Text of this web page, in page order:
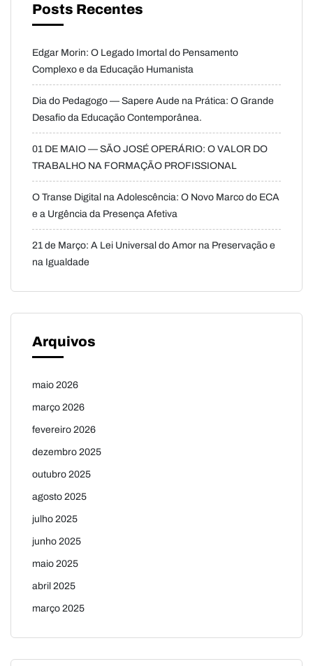
Posts Recentes
Edgar Morin: O Legado Imortal do Pensamento
Complexo e da Educação Humanista
Dia do Pedagogo — Sapere Aude na Prática: O Grande
Desafio da Educação Contemporânea.
01 DE MAIO — SÃO JOSÉ OPERÁRIO: O VALOR DO
TRABALHO NA FORMAÇÃO PROFISSIONAL
O Transe Digital na Adolescência: O Novo Marco do ECA
e a Urgência da Presença Afetiva
21 de Março: A Lei Universal do Amor na Preservação e
na Igualdade
Arquivos
maio 2026
março 2026
fevereiro 2026
dezembro 2025
outubro 2025
agosto 2025
julho 2025
junho 2025
maio 2025
abril 2025
março 2025